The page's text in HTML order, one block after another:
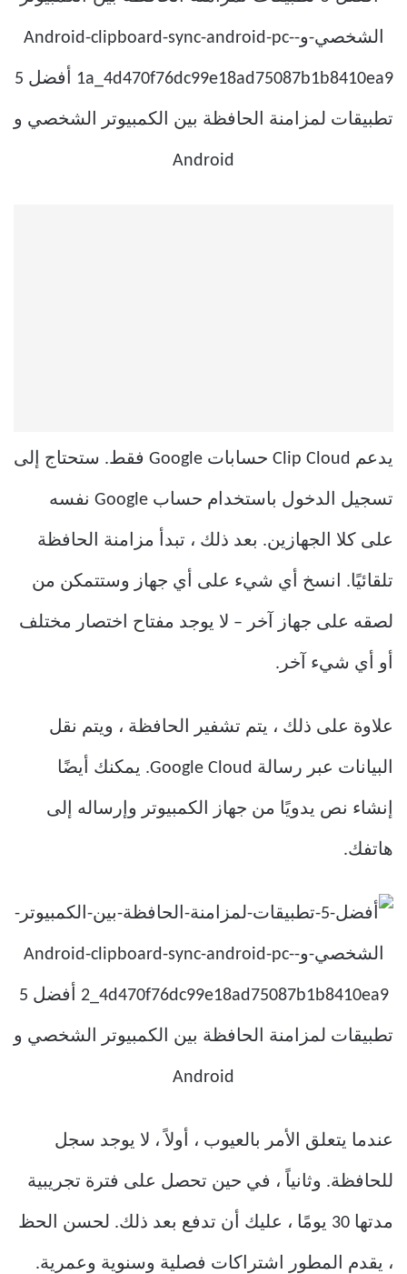
يدعم Clip Cloud حسابات Google فقط. ستحتاج إلى
تسجيل الدخول باستخدام حساب Google نفسه
على كلا الجهازين. بعد ذلك ، تبدأ مزامنة الحافظة
تلقائيًا. انسخ أي شيء على أي جهاز وستتمكن من
لصقه على جهاز آخر – لا يوجد مفتاح اختصار مختلف
أو أي شيء آخر.
علاوة على ذلك ، يتم تشفير الحافظة ، ويتم نقل
البيانات عبر رسالة Google Cloud. يمكنك أيضًا
إنشاء نص يدويًا من جهاز الكمبيوتر وإرساله إلى
هاتفك.
عندما يتعلق الأمر بالعيوب ، أولاً ، لا يوجد سجل
للحافظة. وثانياً ، في حين تحصل على فترة تجريبية
مدتها 30 يومًا ، عليك أن تدفع بعد ذلك. لحسن الحظ
، يقدم المطور اشتراكات فصلية وسنوية وعمرية.